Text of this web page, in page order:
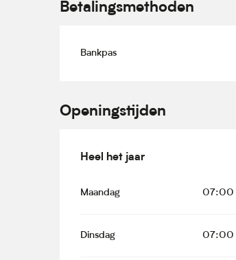
Betalingsmethoden
Bankpas
Openingstijden
Heel het jaar
Heel het jaar
Maandag
Dinsdag